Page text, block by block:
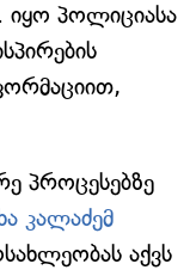
პოლიციასა
პროცესებზე
კალაძემ
აქვს